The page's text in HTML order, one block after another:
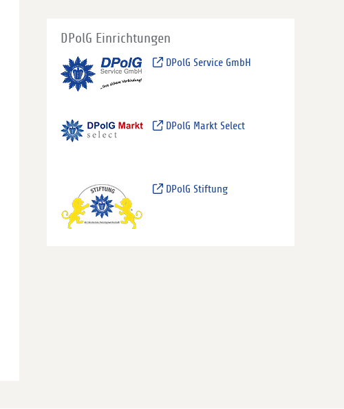
DPolG Einrichtungen
DPolG Service GmbH
DPolG Markt Select
DPolG Stiftung